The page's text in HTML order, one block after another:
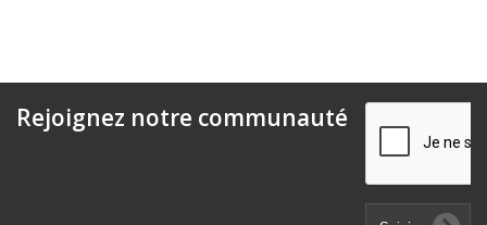
Rejoignez notre communauté